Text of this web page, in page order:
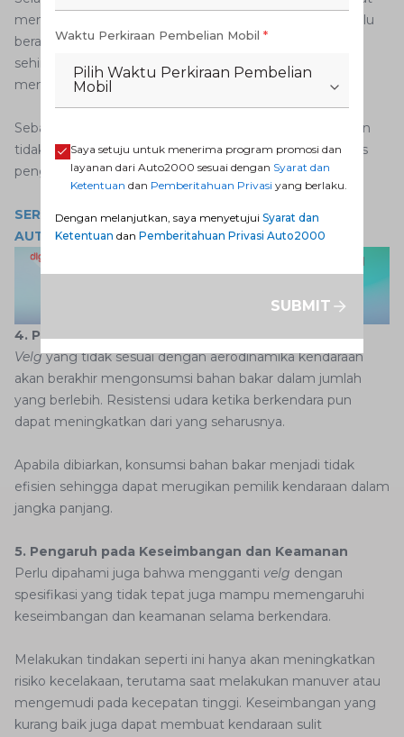
memengaruhi
yang terlalu
berat dapat meningkatkan beban pada sistem rem
sehingga menyebabkan pemanasan berlebih dan
mengurangi efektivitas pengereman.
Sebaliknya,
yang terlalu ringan pun sangat mungkin
tidak memberikan kestabilan yang cukup selama proses
pengereman mendadak.
SERVIS BERKALA KENDARAAN ANDA HANYA DI
AUTO2000 DIGIROOM SEKARANG
4. Peningkatan Konsumsi Bahan Bakar
Velgyang tidak sesuai dengan aerodinamika kendaraan
akan berakhir mengonsumsi bahan bakar dalam jumlah
yang berlebih. Resistensi udara ketika berkendara pun
dapat meningkatkan dari yang seharusnya.
Apabila dibiarkan, konsumsi bahan bakar menjadi tidak
efisien sehingga dapat merugikan pemilik kendaraan dalam
jangka panjang.
5. Pengaruh pada Keseimbangan dan Keamanan
Perlu dipahami juga bahwa mengganti velg dengan
spesifikasi yang tidak tepat juga mampu memengaruhi
keseimbangan dan keamanan selama berkendara.
Melakukan tindakan seperti ini hanya akan meningkatkan
risiko kecelakaan, terutama saat melakukan manuver atau
mengemudi pada kecepatan tinggi. Keseimbangan yang
kurang baik juga dapat membuat kendaraan sulit
Waktu Perkiraan Pembelian Mobil *
Pilih Waktu Perkiraan Pembelian
Mobil
Saya setuju untuk menerima program promosi dan
layanan dari Auto2000 sesuai dengan Syarat dan
Ketentuan dan Pemberitahuan Privasi yang berlaku.
Dengan melanjutkan, saya menyetujui Syarat dan
Ketentuan dan Pemberitahuan Privasi Auto2000
SUBMIT